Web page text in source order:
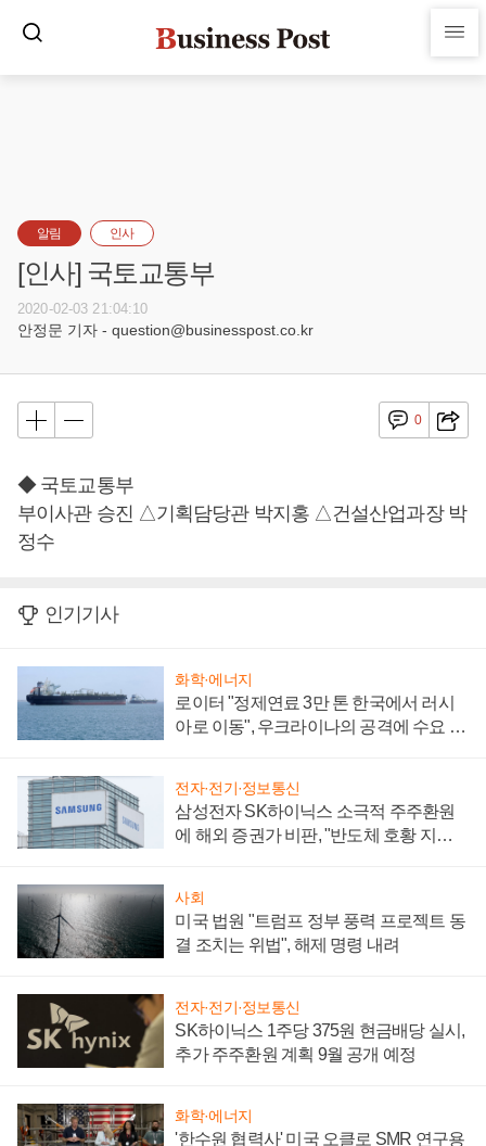
알림 인사
[인사] 국토교통부
2020-02-03 21:04:10
안정문 기자 - question@businesspost.co.kr
0
◆ 국토교통부
부이사관 승진 △기획담당관 박지홍 △건설산업과장 박
정수
인기기사
화학·에너지
로이터 "정제연료 3만 톤 한국에서 러시
아로 이동", 우크라이나의 공격에 수요 늘
전자·전기·정보통신
삼성전자 SK하이닉스 소극적 주주환원
에 해외 증권가 비판, "반도체 호황 지속
사회
미국 법원 "트럼프 정부 풍력 프로젝트 동
결 조치는 위법", 해제 명령 내려
전자·전기·정보통신
SK하이닉스 1주당 375원 현금배당 실시,
추가 주주환원 계획 9월 공개 예정
화학·에너지
'한수원 협력사' 미국 오클로 SMR 연구용